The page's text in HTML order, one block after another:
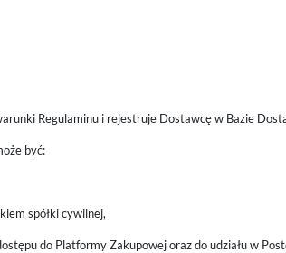
Regulaminu i rejestruje Dostawcę w Bazie
być:
spółki cywilnej,
do Platformy Zakupowej oraz do udziału w